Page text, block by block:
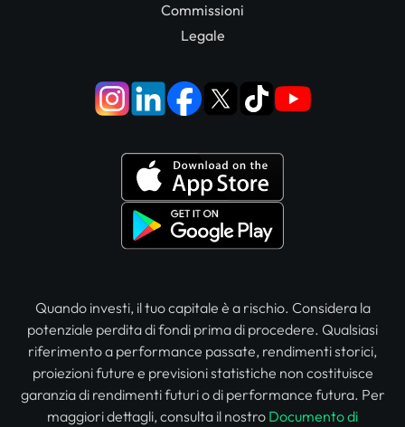
Commissioni
Legale
Quando investi, il tuo capitale è a rischio. Considera la
potenziale perdita di fondi prima di procedere. Qualsiasi
riferimento a performance passate, rendimenti storici,
proiezioni future e previsioni statistiche non costituisce
garanzia di rendimenti futuri o di performance futura. Per
maggiori dettagli, consulta il nostro Documento di